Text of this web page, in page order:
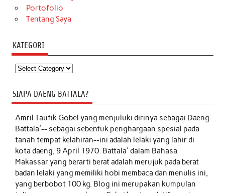
Portofolio
Tentang Saya
KATEGORI
Kategori
SIAPA DAENG BATTALA?
Amril Taufik Gobelyang menjuluki dirinya sebagai Daeng
Battala'-- sebagai sebentuk penghargaan spesial pada
tanah tempat kelahiran--ini adalah lelaki yang lahir di
kota daeng, 9 April 1970. Battala' dalam Bahasa
Makassar yang berarti berat adalah merujuk pada berat
badan lelaki yang memiliki hobi membaca dan menulis ini,
yang berbobot 100 kg. Blog ini merupakan kumpulan